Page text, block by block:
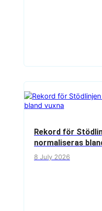
Rekord för
normaliseras
8 July 2026